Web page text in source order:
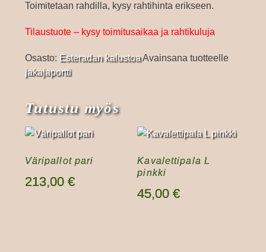
Toimitetaan rahdilla, kysy rahtihinta erikseen.
Tilaustuote – kysy toimitusaikaa ja rahtikuluja
Osasto: Esteradan kalustoaAvainsana tuotteelle
jakajaportti
Tutustu myös
Väripallot pari
213,00 €
Kavalettipala L
pinkki
45,00€